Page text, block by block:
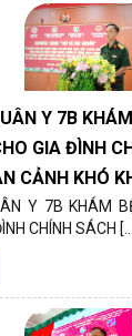
Y 7B
GIA ĐÌNH
CẢNH KHÓ
Y 7B KHÁM
CHÍNH SÁCH